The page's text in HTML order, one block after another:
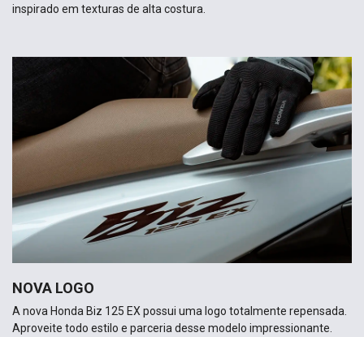
inspirado em texturas de alta costura.
NOVA LOGO
A nova Honda Biz 125 EX possui uma logo totalmente repensada.
Aproveite todo estilo e parceria desse modelo impressionante.